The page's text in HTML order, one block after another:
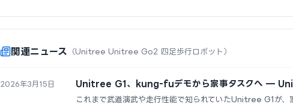
関連ニュース （Unitree Unitree Go2 四足歩行ロボット）
2026年3月15日 Unitree G1、kung-fuデモから家事タスクへ —
これまで武道演武や走行性能で知られていたUnitree G1が、